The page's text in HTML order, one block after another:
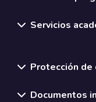
Servicios
Protección de
Documentos